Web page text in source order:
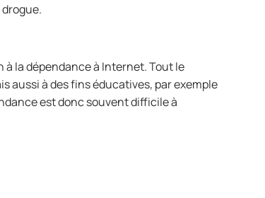
la dépendance à Internet. Tout le
aussi à des fins éducatives, par exemple
est donc souvent difficile à